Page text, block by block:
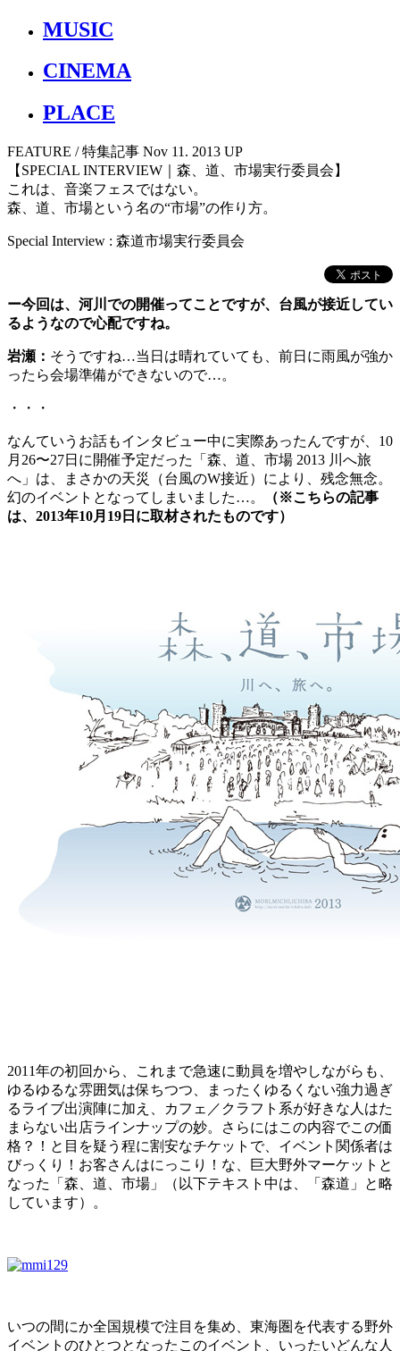
MUSIC
CINEMA
PLACE
FEATURE / 特集記事 Nov 11. 2013 UP
【SPECIAL INTERVIEW｜森、道、市場実行委員会】
これは、音楽フェスではない。
森、道、市場という名の“市場”の作り方。
Special Interview : 森道市場実行委員会
ー今回は、河川での開催ってことですが、台風が接近してい
るようなので心配ですね。
岩瀬： そうですね…当日は晴れていても、前日に雨風が強か
ったら会場準備ができないので…。
・・・
なんていうお話もインタビュー中に実際あったんですが、10
月26〜27日に開催予定だった「森、道、市場 2013 川へ旅
へ」は、まさかの天災（台風のW接近）により、残念無念。
幻のイベントとなってしまいました…。
（※こちらの記事
は、2013年10月19日に取材されたものです）
2011年の初回から、これまで急速に動員を増やしながらも、
ゆるゆるな雰囲気は保ちつつ、まったくゆるくない強力過ぎ
るライブ出演陣に加え、カフェ／クラフト系が好きな人はた
まらない出店ラインナップの妙。さらにはこの内容でこの価
格？！と目を疑う程に割安なチケットで、イベント関係者は
びっくり！お客さんはにっこり！な、巨大野外マーケットと
なった「森、道、市場」（以下テキスト中は、「森道」と略
しています）。
いつの間にか全国規模で注目を集め、東海圏を代表する野外
イベントのひとつとなったこのイベント、いったいどんな人